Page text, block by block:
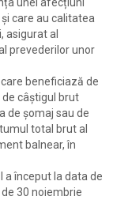
care au calitatea
asigurat al
prevederilor unor
beneficiază de
câștigul brut
de șomaj sau de
total brut al
balnear, în
a început la data de
30 noiembrie